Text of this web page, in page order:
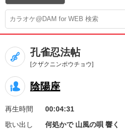
DAM★とも録音
カラオケ＠DAM
ユーザー検索
キャンペーン
お知らせ よくあるご質問
孔雀忍法帖
[クザクニンポウチョウ]
陰陽座
再生時間
00:04:31
歌い出し
何処かで 山風の唄 響く